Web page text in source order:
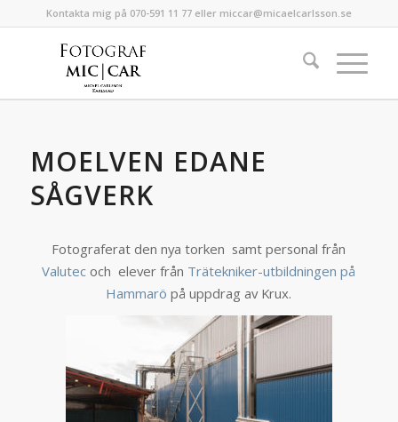
Kontakta mig på 070-591 11 77 eller miccar@micaelcarlsson.se
MOELVEN EDANE
SÅGVERK
Fotograferat den nya torken samt personal från
Valutec och elever från Trätekniker-utbildningen på
Hammarö på uppdrag av Krux.